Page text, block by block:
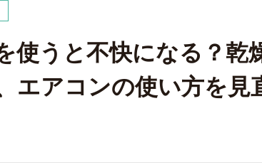
使うと不快になる？乾
エアコンの使い方を見